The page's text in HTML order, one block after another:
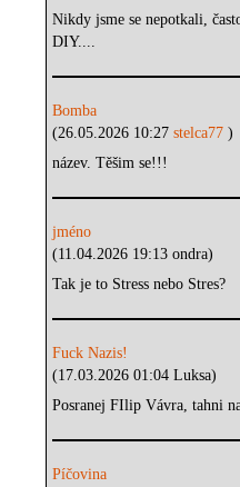
Nikdy jsme se nepotkali,
DIY....
Bomba
(26.05.2026 10:27stelca77)
název. Těšim se!!!
jméno
(11.04.2026 19:13 ondra)
Tak je to Stress nebo Stres?
Fuck Nazis!
(17.03.2026 01:04 Luksa)
Posranej FIlip Vávra, tahni
Píčovina